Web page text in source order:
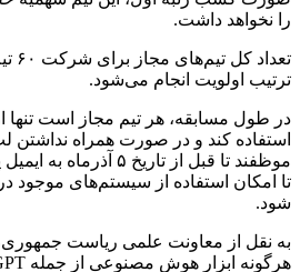
را نخواهد داشت.
ترتیب اولویت انجام می‌شود.
در طول مسابقه، هر تیم مجاز است
استفاده کند و در صورت همراه
موظفند تا قبل از تاریخ
تا امکان استفاده از سیستم‌های موجود در
شود.
به نقل از معاونت علمی ریاست